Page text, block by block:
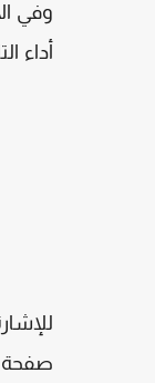
وفي
أداء
صفحة